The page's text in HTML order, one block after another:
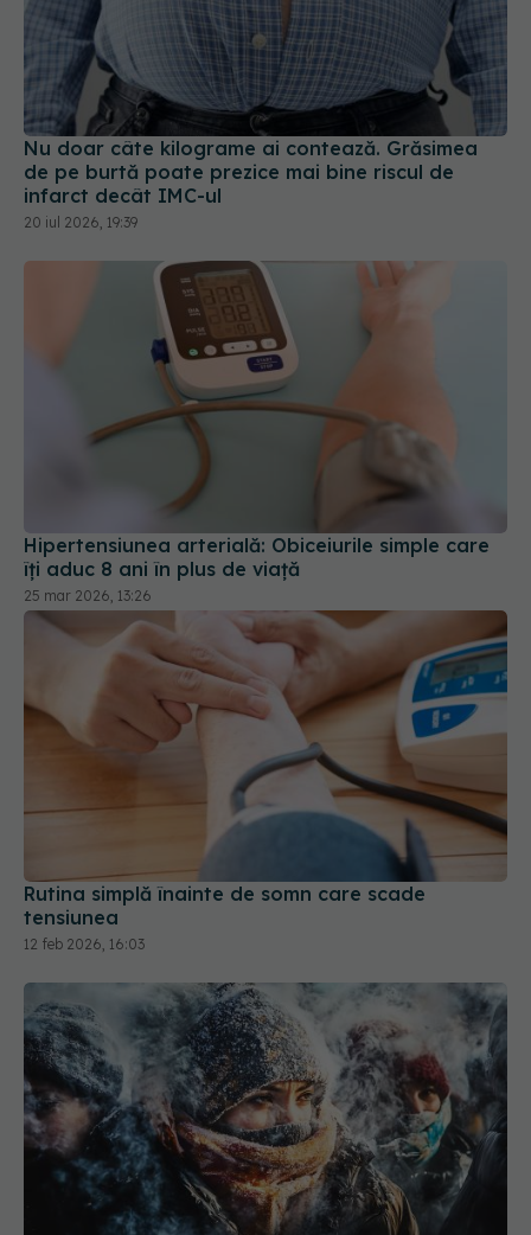
Nu doar câte kilograme ai contează. Grăsimea
de pe burtă poate prezice mai bine riscul de
infarct decât IMC-ul
20 iul 2026, 19:39
Hipertensiunea arterială: Obiceiurile simple care
îți aduc 8 ani în plus de viață
25 mar 2026, 13:26
Rutina simplă înainte de somn care scade
tensiunea
12 feb 2026, 16:03